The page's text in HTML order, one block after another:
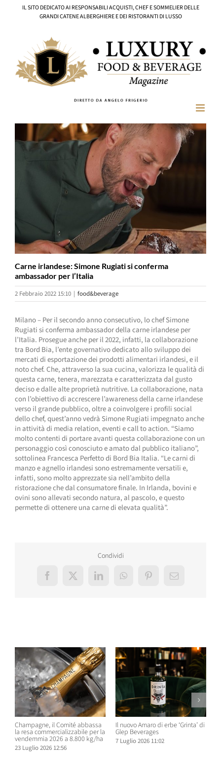
IL SITO DEDICATO AI RESPONSABILI ACQUISTI, CHEF E SOMMELIER DELLE
GRANDI CATENE ALBERGHIERE E DEI RISTORANTI DI LUSSO
Ingrandisci
immagine
Carne irlandese: Simone Rugiati si conferma
ambassador per l’Italia
2 Febbraio 2022 15:10 | food&beverage
Milano – Per il secondo anno consecutivo, lo chef Simone
Rugiati si conferma ambassador della carne irlandese per
l’Italia. Prosegue anche per il 2022, infatti, la collaborazione
tra Bord Bia, l’ente governativo dedicato allo sviluppo dei
mercati di esportazione dei prodotti alimentari irlandesi, e il
noto chef. Che, attraverso la sua cucina, valorizza le qualità di
questa carne, tenera, marezzata e caratterizzata dal gusto
deciso e dalle alte proprietà nutritive. La collaborazione, nata
con l’obiettivo di accrescere l’awareness della carne irlandese
verso il grande pubblico, oltre a coinvolgere i profili social
dello chef, quest’anno vedrà Simone Rugiati impegnato anche
in attività di media relation, eventi e call to action. “Siamo
molto contenti di portare avanti questa collaborazione con un
personaggio così conosciuto e amato dal pubblico italiano”,
sottolinea Francesca Perfetto di Bord Bia Italia. “Le carni di
manzo e agnello irlandesi sono estremamente versatili e,
infatti, sono molto apprezzate sia nell’ambito della
ristorazione che dal consumatore finale. In Irlanda, bovini e
ovini sono allevati secondo natura, al pascolo, e questo
permette di ottenere una carne di elevata qualità”.
Condividi
Facebook
X LinkedInWhatsAppPinterestEmail
Champagne, il Comité abbassa
la resa commercializzabile per la
vendemmia 2026 a 8.800 kg/ha
23 Luglio 2026 12:56
Il nuovo Amaro di erbe ‘Grinta’ di
Glep Beverages
7 Luglio 2026 11:02